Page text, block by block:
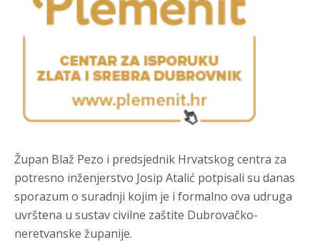
Župan Blaž Pezo i predsjednik Hrvatskog centra za
potresno inženjerstvo Josip Atalić potpisali su danas
sporazum o suradnji kojim je i formalno ova udruga
uvrštena u sustav civilne zaštite Dubrovačko-
neretvanske županije.